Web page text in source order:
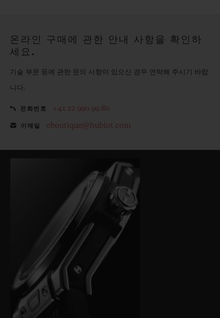
온라인 구매에 관한 안내 사항을 확인하
세요.
기술 부문 등에 관한 문의 사항이 있으신 경우 연락해 주시기 바랍
니다.
전화번호 +41 22 990 99 80
이메일 eboutique@hublot.com